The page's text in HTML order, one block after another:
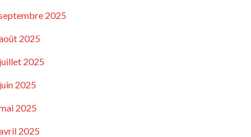
2025
2025
juillet 2025
juin 2025
2025
2025